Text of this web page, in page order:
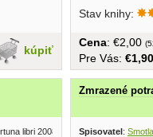
kúpiť
Stav knihy:
Cena: €2,00
Pre Vás: €1,90
libri 2008
Zmrazené
Spisovatel: